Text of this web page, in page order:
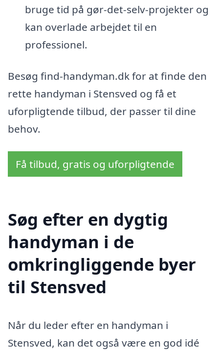
bruge tid på gør-det-selv-projekter og
kan overlade arbejdet til en
professionel.
Besøg find-handyman.dk for at finde den
rette handyman i Stensved og få et
uforpligtende tilbud, der passer til dine
behov.
Få tilbud, gratis og uforpligtende
Søg efter en dygtig
handyman i de
omkringliggende byer
til Stensved
Når du leder efter en handyman i
Stensved, kan det også være en god idé